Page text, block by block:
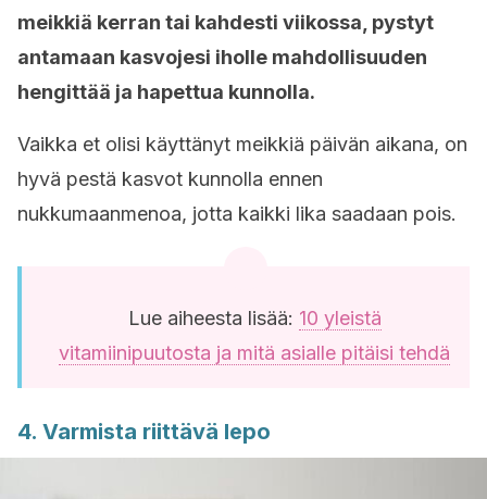
meikkiä kerran tai kahdesti viikossa, pystyt
antamaan kasvojesi iholle mahdollisuuden
hengittää ja hapettua kunnolla.
Vaikka et olisi käyttänyt meikkiä päivän aikana, on
hyvä pestä kasvot kunnolla ennen
nukkumaanmenoa, jotta kaikki lika saadaan pois.
Lue aiheesta lisää: 10 yleistä
vitamiinipuutosta ja mitä asialle pitäisi tehdä
4. Varmista riittävä lepo